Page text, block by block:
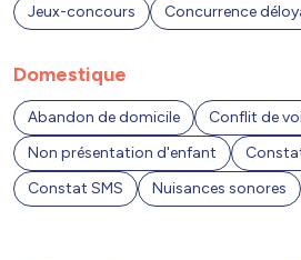
Jeux-concours
Concurrence
Domestique
Abandon de domicile
Conflit de
Non présentation d'enfant
Constat SMS
Nuisances sonores